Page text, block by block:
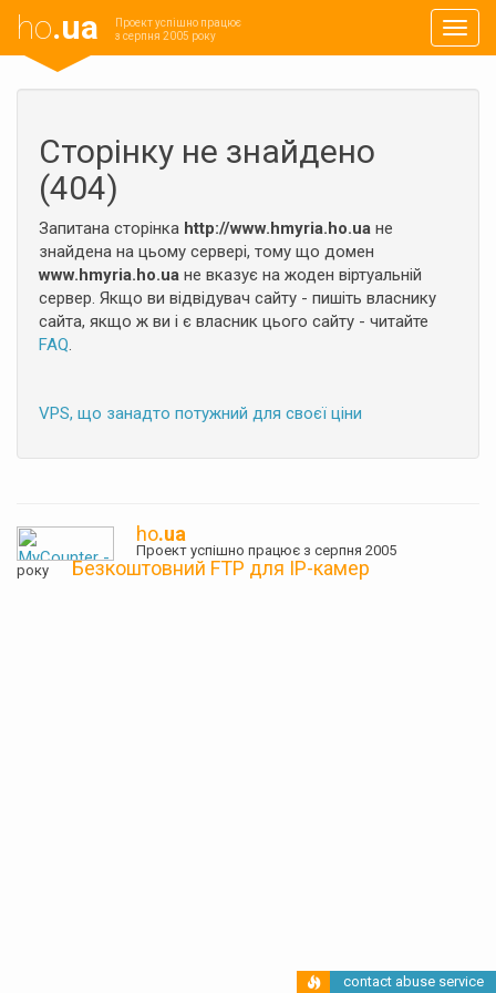
ho.ua
Проект успішно працює
з серпня 2005 року
Сторінку не знайдено
(404)
Запитана сторінка http://www.hmyria.ho.ua не
знайдена на цьому сервері, тому що домен
www.hmyria.ho.ua не вказує на жоден віртуальній
сервер. Якщо ви відвідувач сайту - пишіть власнику
сайта, якщо ж ви і є власник цього сайту - читайте
FAQ.
VPS, що занадто потужний для своєї ціни
ho.ua
Проект успішно працює з серпня 2005
року Безкоштовний FTP для IP-камер
contact abuse service